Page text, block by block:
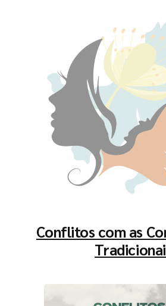
Conflitos com as